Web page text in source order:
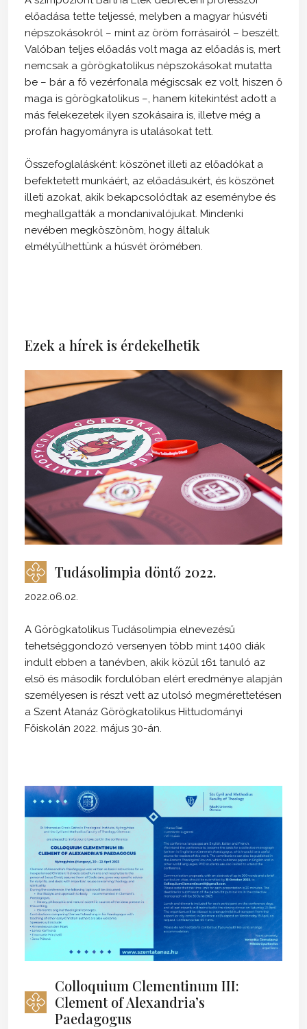
előadása tette teljessé, melyben a magyar húsvéti
népszokásokról – mint az öröm forrásairól – beszélt.
Valóban teljes előadás volt maga az előadás is, mert
nemcsak a görögkatolikus népszokásokat mutatta
be – bár a fő vezérfonala mégiscsak ez volt, hiszen ő
maga is görögkatolikus –, hanem kitekintést adott a
más felekezetek ilyen szokásaira is, illetve még a
profán hagyományra is utalásokat tett.
Összefoglalásként: köszönet illeti az előadókat a
befektetett munkáért, az előadásukért, és köszönet
illeti azokat, akik bekapcsolódtak az eseménybe és
meghallgatták a mondanivalójukat. Mindenki
nevében megköszönöm, hogy általuk
elmélyülhettünk a húsvét örömében.
Ezek a hírek is érdekelhetik
Tudásolimpia döntő 2022.
2022.06.02.
A Görögkatolikus Tudásolimpia elnevezésű
tehetséggondozó versenyen több mint 1400 diák
indult ebben a tanévben, akik közül 161 tanuló az
első és második fordulóban elért eredménye alapján
személyesen is részt vett az utolsó megmérettetésen
a Szent Atanáz Görögkatolikus Hittudományi
Főiskolán 2022. május 30-án.
Colloquium Clementinum III:
Clement of Alexandria’s
Paedagogus